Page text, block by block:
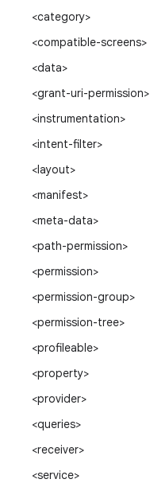
<category>
<compatible-screens>
<data>
<grant-uri-permission>
<instrumentation>
<intent-filter>
<layout>
<manifest>
<meta-data>
<path-permission>
<permission>
<permission-group>
<permission-tree>
<profileable>
<property>
<provider>
<queries>
<receiver>
<service>